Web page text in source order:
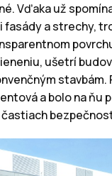
Vďaka už
fasády a strechy,
ušetrí
stavbám.
a bolo na ňu